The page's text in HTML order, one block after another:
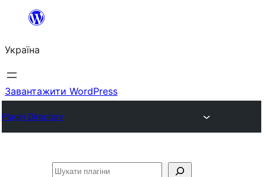
Перейти
вмісту
Україна
Завантажити WordPress
Plugin Directory
Пошук